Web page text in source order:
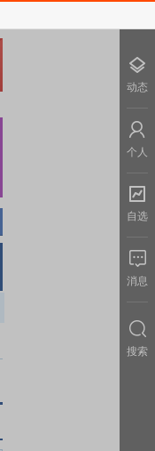
动态
个人
自选
消息
搜索